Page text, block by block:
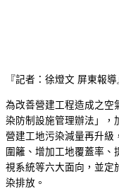
『記者：徐燈文 屏東報導
為改善營建工程造成之空
染防制設施管理辦法」，
營建工地污染減量再升級
圍籬、增加工地覆蓋率、
視系統等六大面向，並定
染排放。